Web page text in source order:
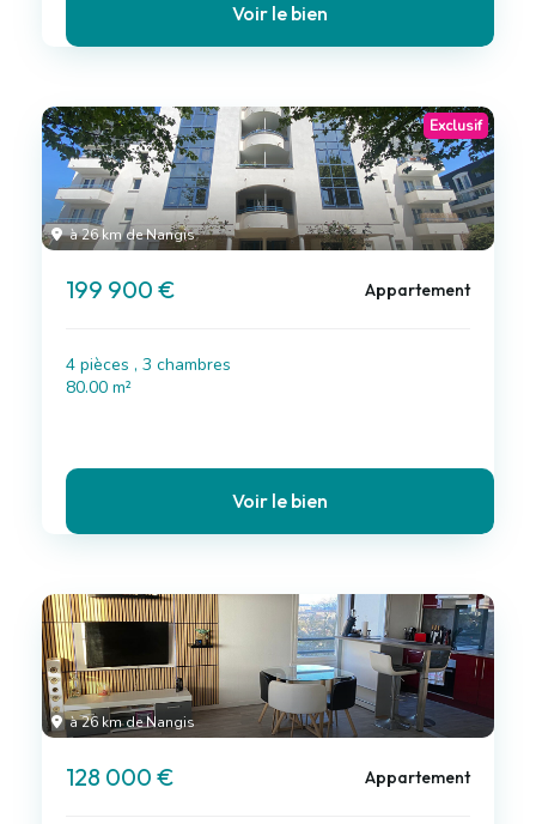
Voir le bien
à 26 km de Nangis
Exclusif
199 900 € Appartement
4 pièces , 3 chambres
80.00 m²
Voir le bien
à 26 km de Nangis
128 000 € Appartement